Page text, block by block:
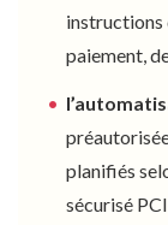
instructions
paiement,
planifiés
sécurisé